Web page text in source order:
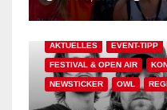
AKTUELLES EVENT-TIPP
FESTIVAL & OPEN AIR
NEWSTICKER OWL